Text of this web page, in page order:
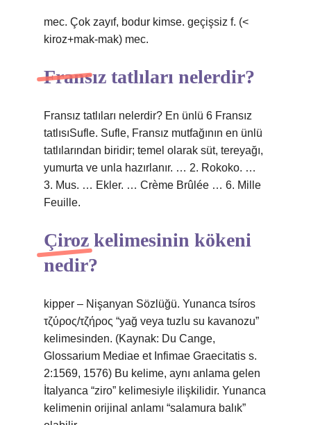
mec. Çok zayıf, bodur kimse. geçişsiz f. (<
kiroz+mak-mak) mec.
Fransız tatlıları nelerdir?
Fransız tatlıları nelerdir? En ünlü 6 Fransız
tatlısıSufle. Sufle, Fransız mutfağının en ünlü
tatlılarından biridir; temel olarak süt, tereyağı,
yumurta ve unla hazırlanır. … 2. Rokoko. …
3. Mus. … Ekler. … Crème Brûlée … 6. Mille
Feuille.
Çiroz kelimesinin kökeni
nedir?
kipper – Nişanyan Sözlüğü. Yunanca tsíros
τζύρος/τζήρος “yağ veya tuzlu su kavanozu”
kelimesinden. (Kaynak: Du Cange,
Glossarium Mediae et Infimae Graecitatis s.
2:1569, 1576) Bu kelime, aynı anlama gelen
İtalyanca “ziro” kelimesiyle ilişkilidir. Yunanca
kelimenin orijinal anlamı “salamura balık”